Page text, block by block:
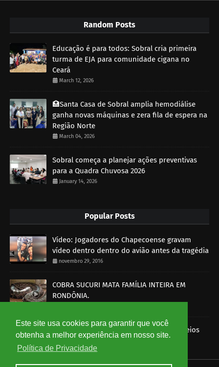
Este site usa cookies para garantir que você
obtenha a melhor experiência em nosso site.
Política de Privacidade
Random Posts
Educação é para todos: Sobral cria primeira
turma de EJA para comunidade cigana no
Ceará
March 12, 2026
🏥Santa Casa de Sobral amplia hemodiálise
ganha novas máquinas e zera fila de espera na
Região Norte
March 04, 2026
Sobral começa a planejar ações preventivas
para a Quadra Chuvosa 2026
January 14, 2026
Popular Posts
Vídeo: Jogadores do Chapecoense gravam
vídeo dentro dentro do avião antes da tragédia
novembro 29, 2016
COBRA SUCURI MATA FAMÍLIA INTEIRA EM
RONDÔNIA.
Imagens mostram funcionários dos Correios
roubando encomendas
agosto 07, 2014